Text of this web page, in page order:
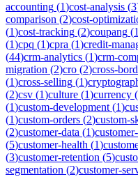
accounting (1)cost-analysis (3
comparison (2)cost-
(1)cost-tracking (2)coupang (1
(1)cpq (1)cpra (1)credit-
(44)crm-analytics (1)crm-
migration (2)cro (2)cross-
(1)cross-selling (1)
(2)csv (1)culture (1)currency (
(1)custom-development (1)
(1)custom-orders (2)custom-
(2)customer-data (1)
(5)customer-health (1)
(3)customer-retention (5)
segmentation (2)customer-